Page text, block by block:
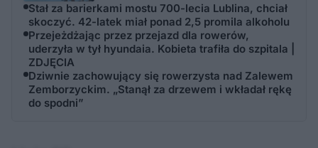
Stał za barierkami mostu 700-lecia Lublina, chciał
skoczyć. 42-latek miał ponad 2,5 promila alkoholu
Przejeżdżając przez przejazd dla rowerów,
uderzyła w tył hyundaia. Kobieta trafiła do szpitala |
ZDJĘCIA
Dziwnie zachowujący się rowerzysta nad Zalewem
Zemborzyckim. „Stanął za drzewem i wkładał rękę
do spodni”